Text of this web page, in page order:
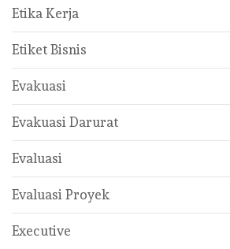
Etika Kerja
Etiket Bisnis
Evakuasi
Evakuasi Darurat
Evaluasi
Evaluasi Proyek
Executive